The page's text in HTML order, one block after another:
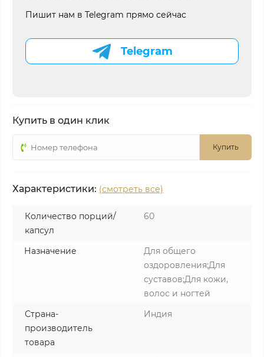
Пишит нам в Telegram прямо сейчас
Telegram
Купить в один клик
Купить
Характеристики: (смотреть все)
Количество порций/
капсул
60
Назначение
Для общего
оздоровления;Для
суставов;Для кожи,
волос и ногтей
Страна-
производитель
товара
Индия